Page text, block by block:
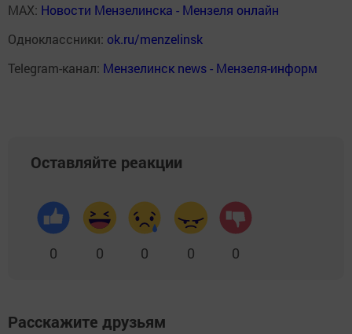
MAX: Новости Мензелинска - Мензеля онлайн
Одноклассники: ok.ru/menzelinsk
Telegram-канал: Мензелинск news - Мензеля-информ
Оставляйте реакции
0 0 0 0 0
Расскажите друзьям